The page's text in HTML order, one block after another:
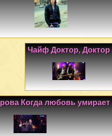
Чайф Доктор, Доктор
Когда любовь умирает